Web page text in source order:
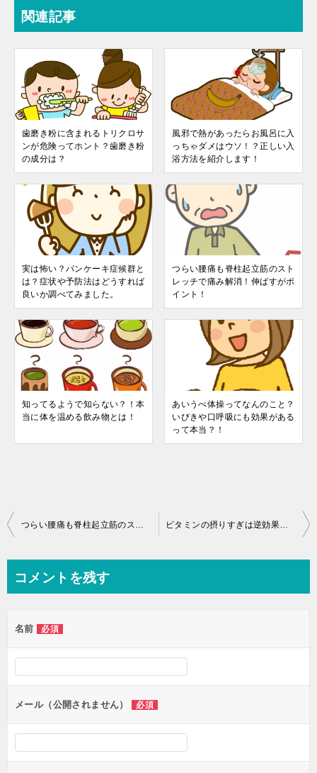
関連記事
歯磨き粉に含まれるトリクロサ
ンが危険ってホント？歯磨き粉
の成分は？
風邪で熱があったらお風呂に入
っちゃダメはウソ！？正しい入
浴方法を紹介します！
実は怖い？パンケーキ症候群と
は？症状や予防法はどうすれば
良いか調べてみました。
つらい腰痛も脊柱起立筋のスト
レッチで痛み解消！伸ばすがポ
イント！
知ってるようで知らない？！本
当に体を温める飲み物とは！
あいうべ体操ってなんのこと？
いびきや口呼吸にも効果がある
って本当？！
投
ビ
ー
シ
ョ
ン
コメントを残す
名前 必須
メール（公開されません） 必須